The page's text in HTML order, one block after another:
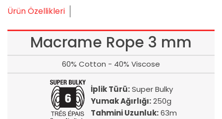
Ürün Özellikleri
Macrame Rope 3 mm
60% Cotton - 40% Viscose
İplik Türü:Super Bulky
Yumak Ağırlığı:250g
Tahmini Uzunluk:63m